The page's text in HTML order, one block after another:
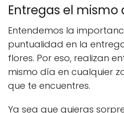
Entregas el mismo
Entendemos la
puntualidad en la
flores. Por eso, realizan
mismo día en cualquier
que te encuentres.
Ya sea que quieras